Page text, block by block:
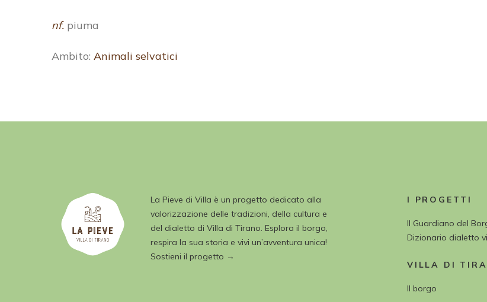
nf. piuma
Ambito: Animali selvatici
La Pieve di Villa è un progetto dedicato alla
valorizzazione delle tradizioni, della cultura e
del dialetto di Villa di Tirano. Esplora il borgo,
respira la sua storia e vivi un’avventura unica!
Sostieni il progetto →
I PROGETTI
Il Guardiano del
Dizionario dialetto
VILLA DI
Il borgo